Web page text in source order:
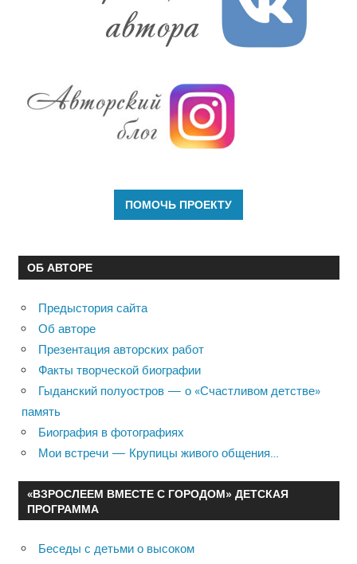
ОБ АВТОРЕ
Предыстория сайта
Об авторе
Презентация авторских работ
Факты творческой биографии
Гыданский полуостров — о «Счастливом детстве»
память
Биография в фотографиях
Мои встречи — Крупицы живого общения…
«ВЗРОСЛЕЕМ ВМЕСТЕ С ГОРОДОМ» ДЕТСКАЯ
ПРОГРАММА
Беседы с детьми о высоком